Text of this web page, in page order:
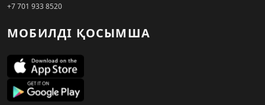
+7 701 933 8520
МОБИЛДІ ҚОСЫМША